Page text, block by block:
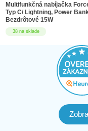
38 na sklade
Multifunkčná nabíjačka
Typ C/ Lightning, Power
Bezdrôtové 15W